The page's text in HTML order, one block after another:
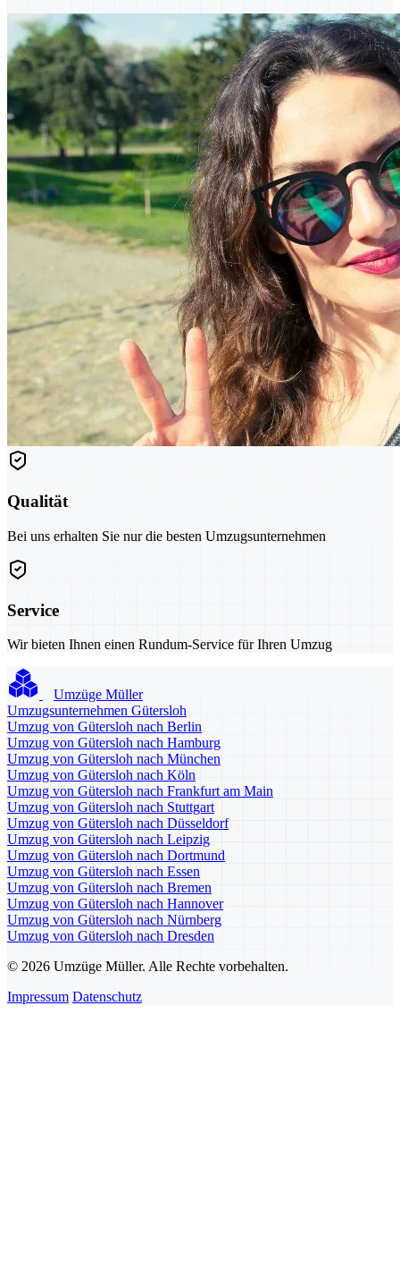
Qualität
Bei uns erhalten Sie nur die besten Umzugsunternehmen
Service
Wir bieten Ihnen einen Rundum-Service für Ihren Umzug
Umzüge Müller
Umzugsunternehmen Gütersloh
Umzug von Gütersloh nach Berlin
Umzug von Gütersloh nach Hamburg
Umzug von Gütersloh nach München
Umzug von Gütersloh nach Köln
Umzug von Gütersloh nach Frankfurt am Main
Umzug von Gütersloh nach Stuttgart
Umzug von Gütersloh nach Düsseldorf
Umzug von Gütersloh nach Leipzig
Umzug von Gütersloh nach Dortmund
Umzug von Gütersloh nach Essen
Umzug von Gütersloh nach Bremen
Umzug von Gütersloh nach Hannover
Umzug von Gütersloh nach Nürnberg
Umzug von Gütersloh nach Dresden
© 2026 Umzüge Müller. Alle Rechte vorbehalten.
Impressum Datenschutz